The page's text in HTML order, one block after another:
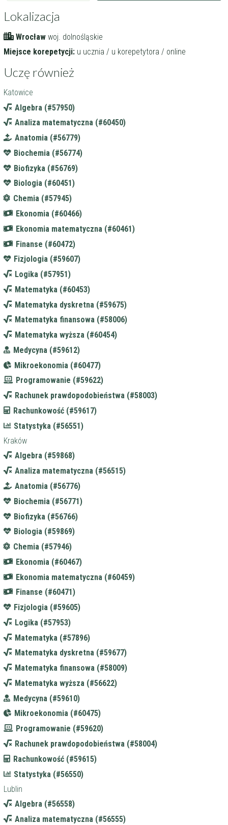
Lokalizacja
Wrocław woj. dolnośląskie
Miejsce korepetycji: u ucznia / u korepetytora / online
Uczę również
Katowice
Algebra (#57950)
Analiza matematyczna (#60450)
Anatomia (#56779)
Biochemia (#56774)
Biofizyka (#56769)
Biologia (#60451)
Chemia (#57945)
Ekonomia (#60466)
Ekonomia matematyczna (#60461)
Finanse (#60472)
Fizjologia (#59607)
Logika (#57951)
Matematyka (#60453)
Matematyka dyskretna (#59675)
Matematyka finansowa (#58006)
Matematyka wyższa (#60454)
Medycyna (#59612)
Mikroekonomia (#60477)
Programowanie (#59622)
Rachunek prawdopodobieństwa (#58003)
Rachunkowość (#59617)
Statystyka (#56551)
Kraków
Algebra (#59868)
Analiza matematyczna (#56515)
Anatomia (#56776)
Biochemia (#56771)
Biofizyka (#56766)
Biologia (#59869)
Chemia (#57946)
Ekonomia (#60467)
Ekonomia matematyczna (#60459)
Finanse (#60471)
Fizjologia (#59605)
Logika (#57953)
Matematyka (#57896)
Matematyka dyskretna (#59677)
Matematyka finansowa (#58009)
Matematyka wyższa (#56622)
Medycyna (#59610)
Mikroekonomia (#60475)
Programowanie (#59620)
Rachunek prawdopodobieństwa (#58004)
Rachunkowość (#59615)
Statystyka (#56550)
Lublin
Algebra (#56558)
Analiza matematyczna (#56555)